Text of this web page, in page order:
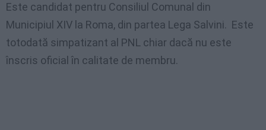
Este candidat pentru Consiliul Comunal din
Municipiul XIV la Roma, din partea Lega Salvini. Este
totodată simpatizant al PNL chiar dacă nu este
înscris oficial în calitate de membru.